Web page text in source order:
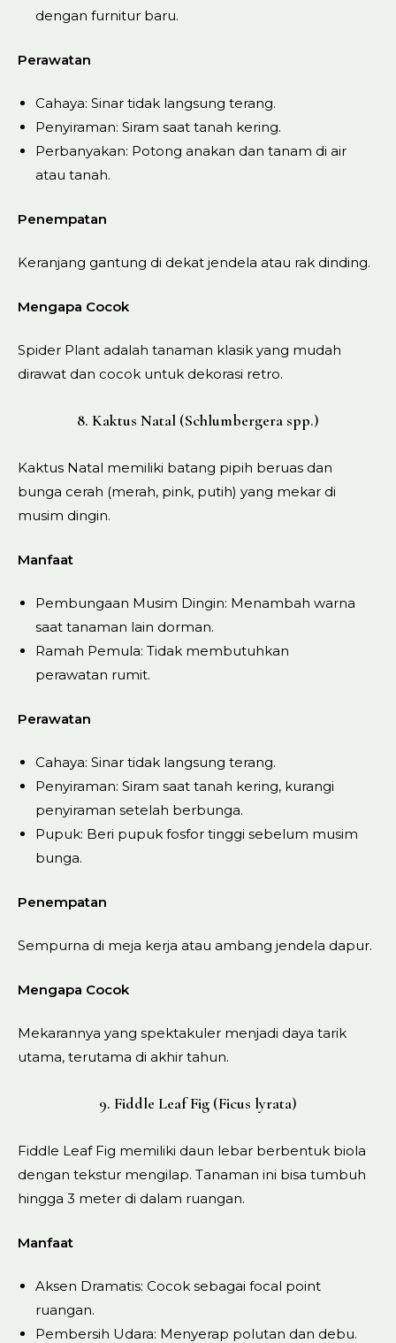
dengan furnitur baru.
Perawatan
Cahaya: Sinar tidak langsung terang.
Penyiraman: Siram saat tanah kering.
Perbanyakan: Potong anakan dan tanam di air
atau tanah.
Penempatan
Keranjang gantung di dekat jendela atau rak dinding.
Mengapa Cocok
Spider Plant adalah tanaman klasik yang mudah
dirawat dan cocok untuk dekorasi retro.
8. Kaktus Natal (Schlumbergera spp.)
Kaktus Natal memiliki batang pipih beruas dan
bunga cerah (merah, pink, putih) yang mekar di
musim dingin.
Manfaat
Pembungaan Musim Dingin: Menambah warna
saat tanaman lain dorman.
Ramah Pemula: Tidak membutuhkan
perawatan rumit.
Perawatan
Cahaya: Sinar tidak langsung terang.
Penyiraman: Siram saat tanah kering, kurangi
penyiraman setelah berbunga.
Pupuk: Beri pupuk fosfor tinggi sebelum musim
bunga.
Penempatan
Sempurna di meja kerja atau ambang jendela dapur.
Mengapa Cocok
Mekarannya yang spektakuler menjadi daya tarik
utama, terutama di akhir tahun.
9. Fiddle Leaf Fig (Ficus lyrata)
Fiddle Leaf Fig memiliki daun lebar berbentuk biola
dengan tekstur mengilap. Tanaman ini bisa tumbuh
hingga 3 meter di dalam ruangan.
Manfaat
Aksen Dramatis: Cocok sebagai focal point
ruangan.
Pembersih Udara: Menyerap polutan dan debu.